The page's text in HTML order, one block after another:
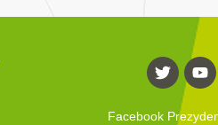
Facebook